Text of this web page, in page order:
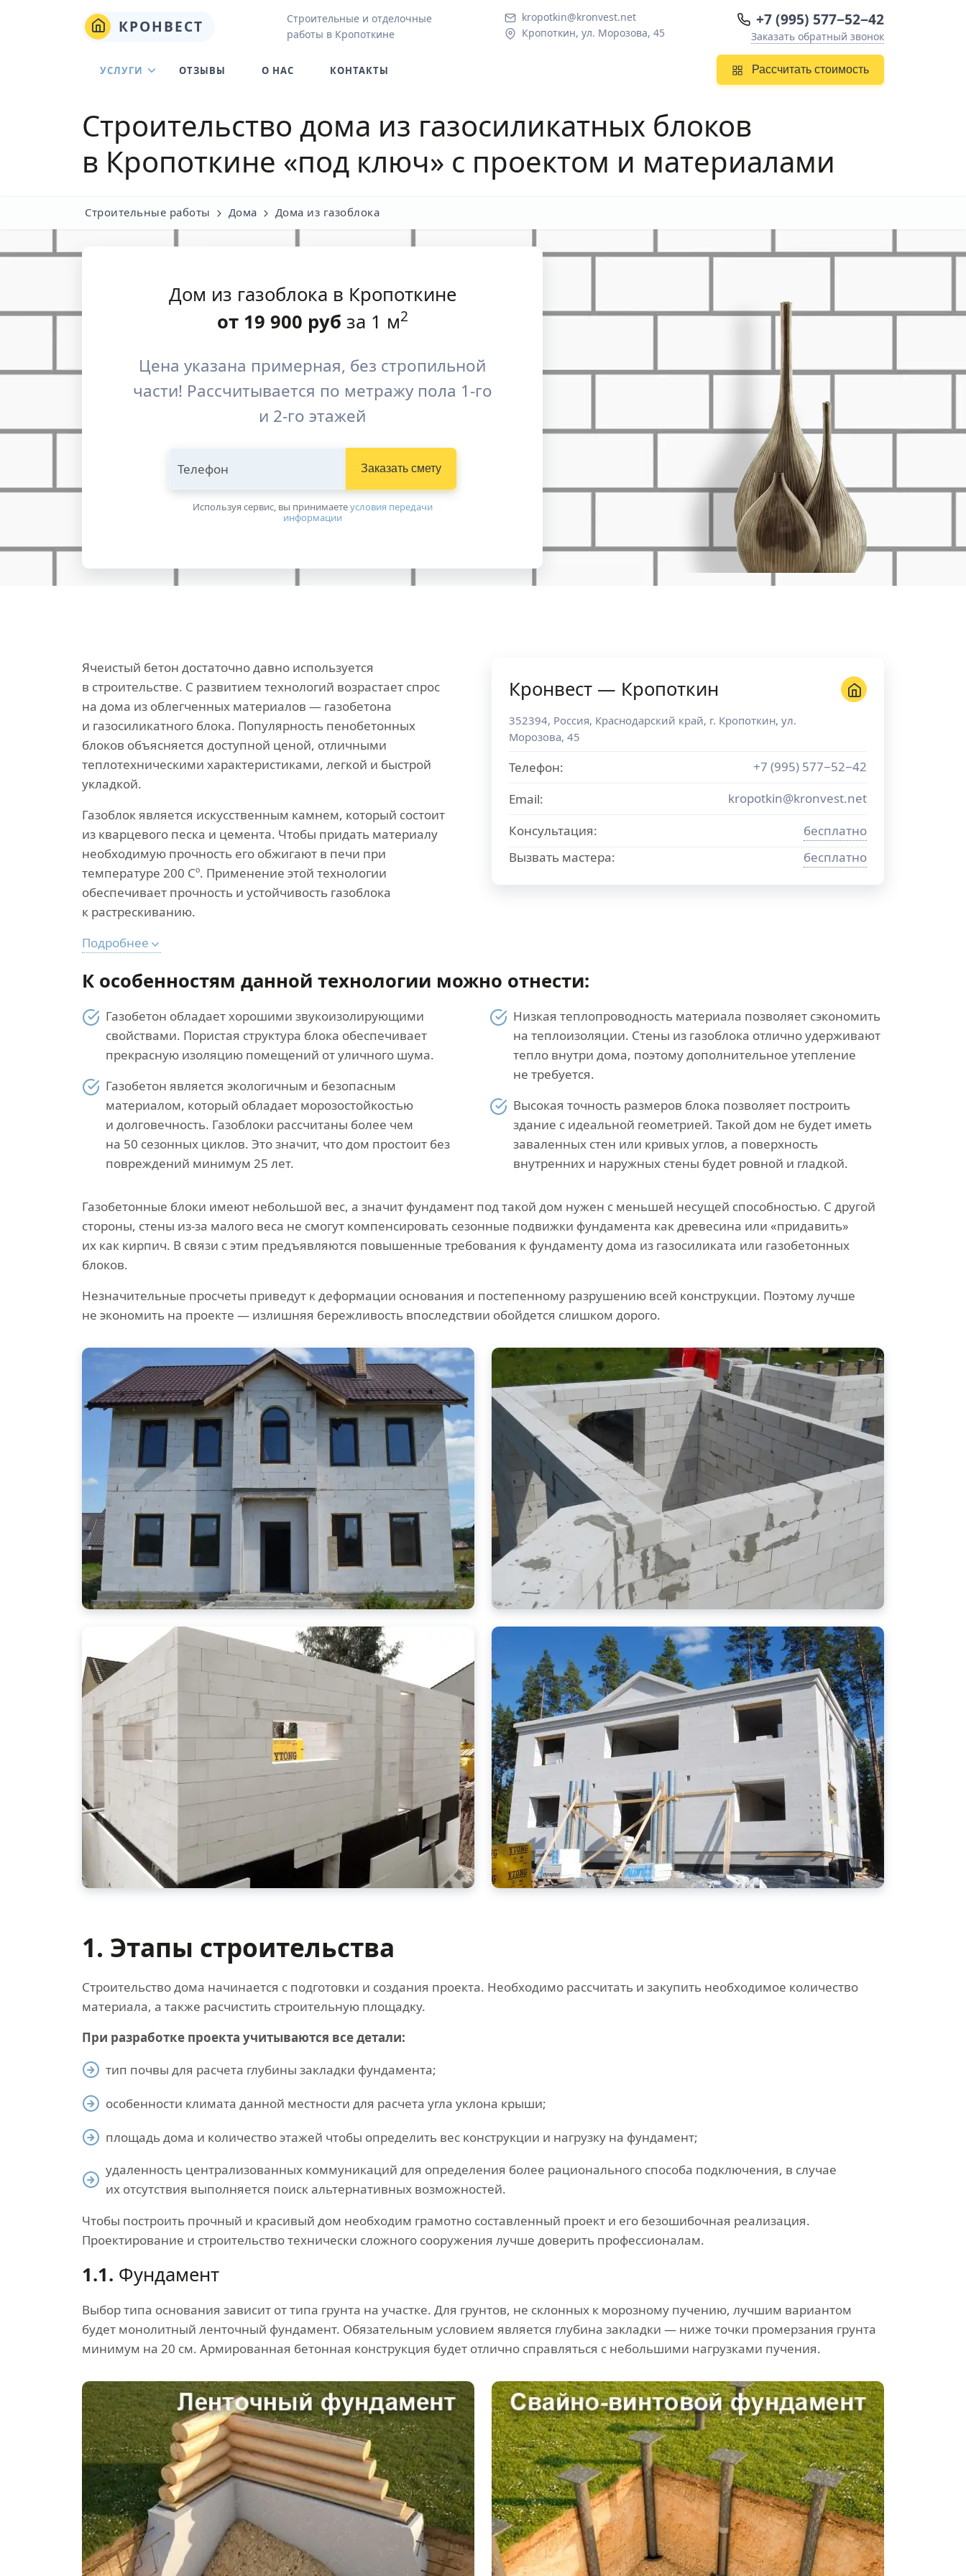
КРОНВЕСТ
Строительные и отделочные
работы в Кропоткине
kropotkin@kronvest.net
Кропоткин, ул. Морозова, 45
+7 (995) 577−52−42
Заказать обратный звонок
Рассчитать стоимость
УСЛУГИ ОТЗЫВЫ О НАС КОНТАКТЫ
Строительство дома из газосиликатных блоков
в Кропоткине «под ключ» с проектом и материалами
Строительные работы Дома Дома из газоблока
Дом из газоблока в Кропоткине
от 19 900 руб за 1 м2
Цена указана примерная, без стропильной
части! Рассчитывается по метражу пола 1-го
и 2-го этажей
Телефон Заказать смету
Используя сервис, вы принимаетeусловия передачи
информации
Ячеистый бетон достаточно давно используется
в строительстве. С развитием технологий возрастает спрос
на дома из облегченных материалов — газобетона
и газосиликатного блока. Популярность пенобетонных
блоков объясняется доступной ценой, отличными
теплотехническими характеристиками, легкой и быстрой
укладкой.
Газоблок является искусственным камнем, который состоит
из кварцевого песка и цемента. Чтобы придать материалу
необходимую прочность его обжигают в печи при
температуре 200 Сº. Применение этой технологии
обеспечивает прочность и устойчивость газоблока
к растрескиванию.
Подробнее
Кронвест — Кропоткин
352394, Россия, Краснодарский край, г. Кропоткин, ул.
Морозова, 45
Телефон:
+7 (995) 577−52−42
Email:
kropotkin@kronvest.net
Консультация:
бесплатно
Вызвать мастера:
бесплатно
К особенностям данной технологии можно отнести:
Газобетон обладает хорошими звукоизолирующими
свойствами. Пористая структура блока обеспечивает
прекрасную изоляцию помещений от уличного шума.
Газобетон является экологичным и безопасным
материалом, который обладает морозостойкостью
и долговечность. Газоблоки рассчитаны более чем
на 50 сезонных циклов. Это значит, что дом простоит без
повреждений минимум 25 лет.
Низкая теплопроводность материала позволяет сэкономить
на теплоизоляции. Стены из газоблока отлично удерживают
тепло внутри дома, поэтому дополнительное утепление
не требуется.
Высокая точность размеров блока позволяет построить
здание с идеальной геометрией. Такой дом не будет иметь
заваленных стен или кривых углов, а поверхность
внутренних и наружных стены будет ровной и гладкой.
Газобетонные блоки имеют небольшой вес, а значит фундамент под такой дом нужен с меньшей несущей способностью. С другой
стороны, стены из-за малого веса не смогут компенсировать сезонные подвижки фундамента как древесина или «придавить»
их как кирпич. В связи с этим предъявляются повышенные требования к фундаменту дома из газосиликата или газобетонных
блоков.
Незначительные просчеты приведут к деформации основания и постепенному разрушению всей конструкции. Поэтому лучше
не экономить на проекте — излишняя бережливость впоследствии обойдется слишком дорого.
1. Этапы строительства
Строительство дома начинается с подготовки и создания проекта. Необходимо рассчитать и закупить необходимое количество
материала, а также расчистить строительную площадку.
При разработке проекта учитываются все детали:
тип почвы для расчета глубины закладки фундамента;
особенности климата данной местности для расчета угла уклона крыши;
площадь дома и количество этажей чтобы определить вес конструкции и нагрузку на фундамент;
удаленность централизованных коммуникаций для определения более рационального способа подключения, в случае
их отсутствия выполняется поиск альтернативных возможностей.
Чтобы построить прочный и красивый дом необходим грамотно составленный проект и его безошибочная реализация.
Проектирование и строительство технически сложного сооружения лучше доверить профессионалам.
1.1. Фундамент
Выбор типа основания зависит от типа грунта на участке. Для грунтов, не склонных к морозному пучению, лучшим вариантом
будет монолитный ленточный фундамент. Обязательным условием является глубина закладки — ниже точки промерзания грунта
минимум на 20 см. Армированная бетонная конструкция будет отлично справляться с небольшими нагрузками пучения.